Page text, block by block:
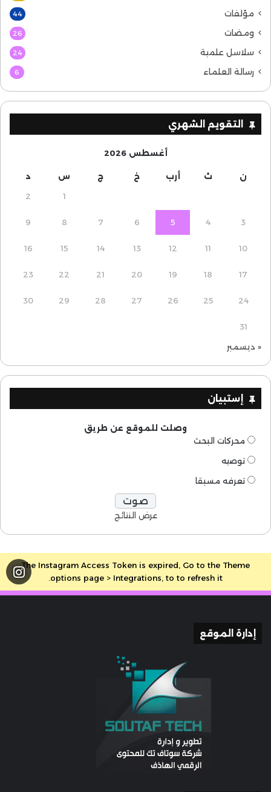
مؤلفات 44
ومضات 26
سلاسل علمية 24
رسالة العلماء 6
التقويم الشهري
أغسطس 2026
ن ث أرب خ ج س د
1
2
3
4
5
6
7
8
9
10
11
12
13
14
15
16
17
18
19
20
21
22
23
24
25
26
27
28
29
30
31
« ديسمبر
إستبيان
وصلت للموقع عن طريق
محركات البحث
توصيه
تعرفه مسبقا
عرض النتائج
The Instagram Access Token is expired, Go to the Theme
options page > Integrations, to to refresh it.
إدارة الموقع